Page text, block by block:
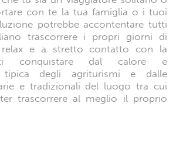
con te la tua famiglia o i tuoi
potrebbe accontentare tutti
trascorrere i propri giorni di
e a stretto contatto con la
conquistare dal calore e
tipica degli agriturismi e dalle
e tradizionali del luogo tra cui
trascorrere al meglio il proprio